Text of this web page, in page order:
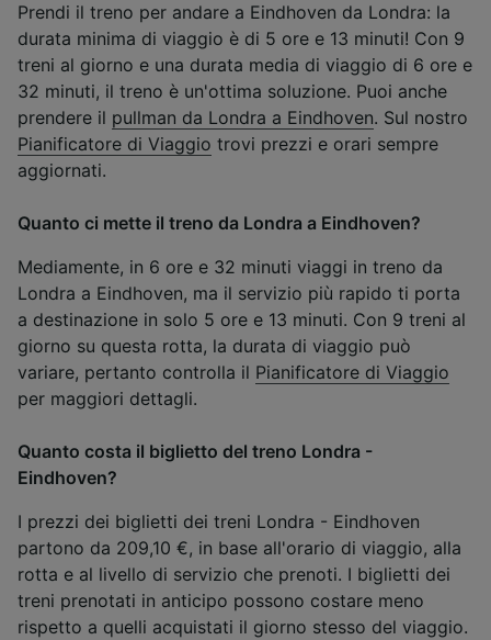
Prendi il treno per andare a Eindhoven da Londra: la
durata minima di viaggio è di 5 ore e 13 minuti! Con 9
treni al giorno e una durata media di viaggio di 6 ore e
32 minuti, il treno è un'ottima soluzione. Puoi anche
prendere il pullman da Londra a Eindhoven. Sul nostro
Pianificatore di Viaggio trovi prezzi e orari sempre
aggiornati.
Quanto ci mette il treno da Londra a Eindhoven?
Mediamente, in 6 ore e 32 minuti viaggi in treno da
Londra a Eindhoven, ma il servizio più rapido ti porta
a destinazione in solo 5 ore e 13 minuti. Con 9 treni al
giorno su questa rotta, la durata di viaggio può
variare, pertanto controlla il Pianificatore di Viaggio
per maggiori dettagli.
Quanto costa il biglietto del treno Londra -
Eindhoven?
I prezzi dei biglietti dei treni Londra - Eindhoven
partono da 209,10 €, in base all'orario di viaggio, alla
rotta e al livello di servizio che prenoti. I biglietti dei
treni prenotati in anticipo possono costare meno
rispetto a quelli acquistati il giorno stesso del viaggio.